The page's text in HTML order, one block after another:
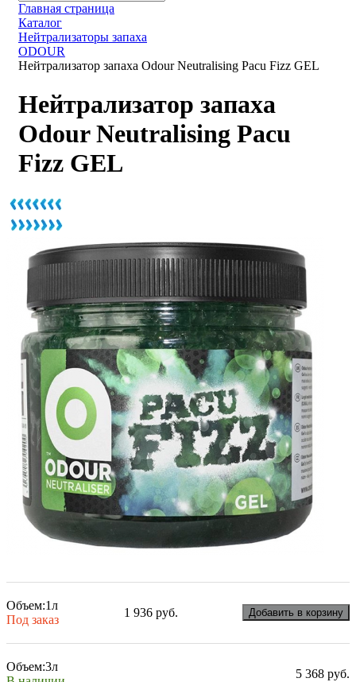
Главная страница
Каталог
Нейтрализаторы запаха
ODOUR
Нейтрализатор запаха Odour Neutralising Pacu Fizz GEL
Нейтрализатор запаха
Odour Neutralising Pacu
Fizz GEL
Объем:1л
Под заказ
1 936 руб. Добавить в корзину
Объем:3л
5 368 руб.